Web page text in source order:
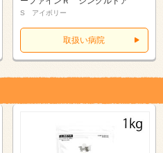
S アイボリー
取扱い病院